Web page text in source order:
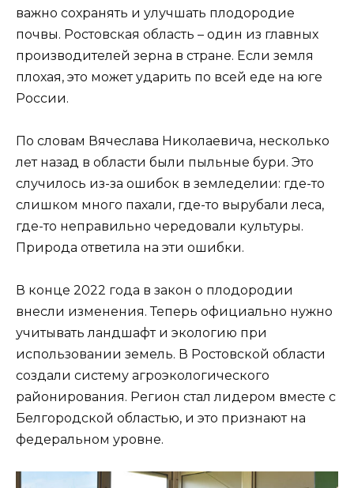
важно сохранять и улучшать плодородие
почвы. Ростовская область – один из главных
производителей зерна в стране. Если земля
плохая, это может ударить по всей еде на юге
России.
По словам Вячеслава Николаевича, несколько
лет назад в области были пыльные бури. Это
случилось из-за ошибок в земледелии: где-то
слишком много пахали, где-то вырубали леса,
где-то неправильно чередовали культуры.
Природа ответила на эти ошибки.
В конце 2022 года в закон о плодородии
внесли изменения. Теперь официально нужно
учитывать ландшафт и экологию при
использовании земель. В Ростовской области
создали систему агроэкологического
районирования. Регион стал лидером вместе с
Белгородской областью, и это признают на
федеральном уровне.